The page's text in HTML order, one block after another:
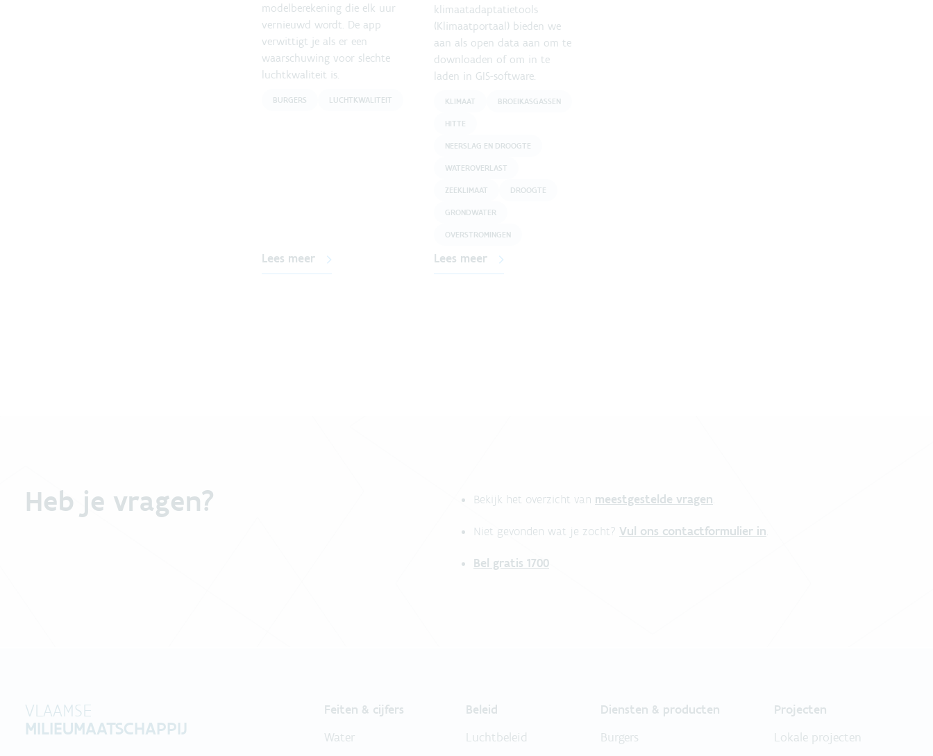
modelberekening die elk uur
vernieuwd wordt. De app
verwittigt je als er een
waarschuwing voor slechte
luchtkwaliteit is.
BURGERS LUCHTKWALITEIT
Lees meer
klimaatadaptatietools
(Klimaatportaal) bieden we
aan als open data aan om te
downloaden of om in te
laden in GIS-software.
KLIMAAT BROEIKASGASSEN
HITTE
NEERSLAG EN DROOGTE
WATEROVERLAST
ZEEKLIMAAT DROOGTE
GRONDWATER
OVERSTROMINGEN
Lees meer
Heb je vragen? Bekijk het overzicht van meestgestelde vragen.
Niet gevonden wat je zocht? Vul ons contactformulier in.
Bel gratis 1700
VLAAMSE
MILIEUMAATSCHAPPIJ
Feiten & cijfers
Water
Beleid
Luchtbeleid
Diensten & producten
Burgers
Projecten
Lokale projecten